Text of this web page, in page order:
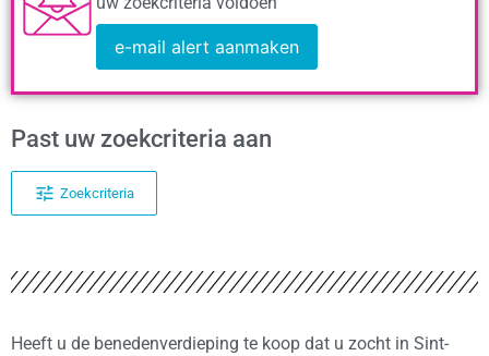
e-mail alert aanmaken
Past uw zoekcriteria aan
Zoekcriteria
Heeft u de benedenverdieping te koop dat u zocht in Sint-